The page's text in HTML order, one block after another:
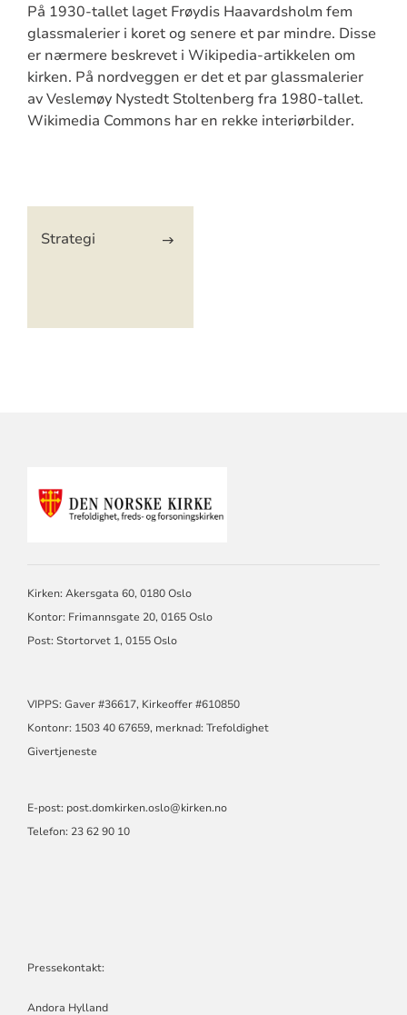
På 1930-tallet laget Frøydis Haavardsholm fem
glassmalerier i koret og senere et par mindre. Disse
er nærmere beskrevet i Wikipedia-artikkelen om
kirken. På nordveggen er det et par glassmalerier
av Veslemøy Nystedt Stoltenberg fra 1980-tallet.
Wikimedia Commons har en rekke interiørbilder.
Strategi
Kirken: Akersgata 60, 0180 Oslo
Kontor: Frimannsgate 20, 0165 Oslo
Post: Stortorvet 1, 0155 Oslo
VIPPS: Gaver #36617, Kirkeoffer #610850
Kontonr: 1503 40 67659, merknad: Trefoldighet
Givertjeneste
E-post: post.domkirken.oslo@kirken.no
Telefon: 23 62 90 10
Pressekontakt:
Andora Hylland